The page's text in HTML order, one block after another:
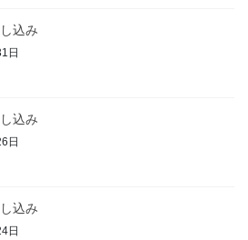
込み
日
込み
日
込み
日